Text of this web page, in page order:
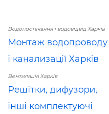
Водопостачання і водовідвід Харків
Монтаж водопроводу
і канализації Харків
Вентиляція Харків
Решітки, дифузори,
інші комплектуючі